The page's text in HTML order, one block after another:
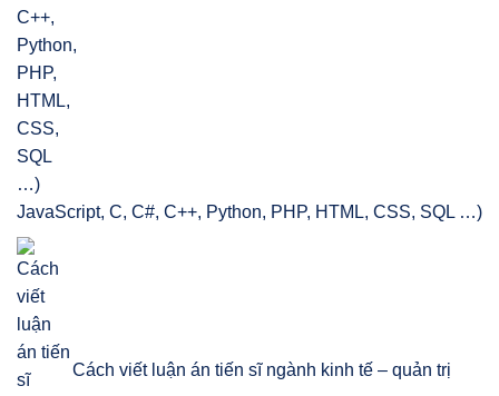
JavaScript, C, C#, C++, Python, PHP, HTML, CSS, SQL …)
Cách viết luận án tiến sĩ ngành kinh tế – quản trị